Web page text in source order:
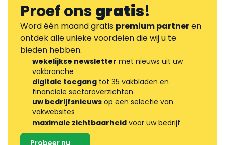
Proef onsgratis!
Word één maand gratis premium partneren
ontdek alle unieke voordelen die wij u te
bieden hebben.
wekelijkse newsletter met nieuws uit uw
vakbranche
digitale toegang tot 35 vakbladen en
financiële sectoroverzichten
uw bedrijfsnieuws op een selectie van
vakwebsites
maximale zichtbaarheid voor uw bedrijf